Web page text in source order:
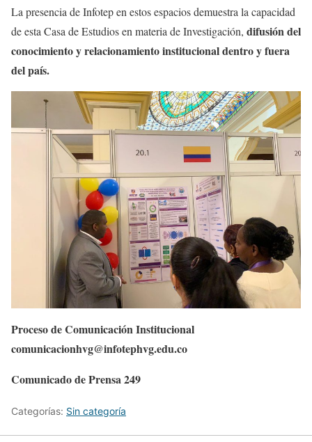
La presencia de Infotep en estos espacios demuestra la capacidad
de esta Casa de Estudios en materia de Investigación, difusión del
conocimiento y relacionamiento institucional dentro y fuera
del país.
Proceso de Comunicación Institucional
comunicacionhvg@infotephvg.edu.co
Comunicado de Prensa 249
Categorías: Sin categoría